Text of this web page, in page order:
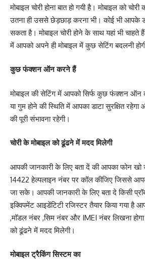
मोबाइल चोरी होना बात हो गयी है। मोबाइल को
उतना ही उससे छेड़छाड़ करना भी। कोई भी आपके
सकता है। मोबाइल चोरी होने के साथ यहां भी चाहते
में आपको अपने ही मोबाइल में कुछ सेटिंग बदलनी
कुछ फंक्शन ऑन करने हैं
मोबाइल की सेटिंग में आपको सिर्फ कुछ फंक्शन ऑन
या गुम होने की स्थिति में आपका डाटा सुरक्षित
की पूरी संभावना रहेगी।
चोरी के मोबाइल को ढूंढने में मदद मिलेगी
आपकी जानकारी के लिए बता दें की आपका फोन
14422 हेल्पलाइन नंबर पर कॉल कीजिए जिससे
जा सके। आपकी जानकारी के लिए बता दे किसी
इक्विपमेंट आइडेंटिटी रजिस्टर तैयार किया गया है
,मॉडल नंबर ,सिम नंबर और IMEI नंबर लिखना
को ढूंढने में मदद मिलेगी।
मोबाइल ट्रैकिंग सिस्टम का